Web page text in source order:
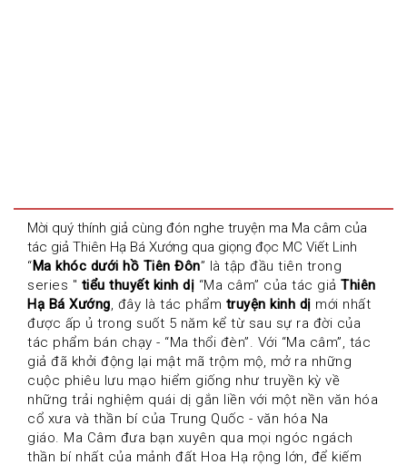
Mời quý thính giả cùng đón nghe truyện ma Ma câm của
tác giả Thiên Hạ Bá Xướng qua giọng đọc MC Viết Linh
“Ma khóc dưới hồ Tiên Đôn” là tập đầu tiên trong
series " tiểu thuyết kinh dị “Ma câm” của tác giả Thiên
Hạ Bá Xướng, đây là tác phẩm truyện kinh dị mới nhất
được ấp ủ trong suốt 5 năm kể từ sau sự ra đời của
tác phẩm bán chạy - “Ma thổi đèn”. Với “Ma câm”, tác
giả đã khởi động lại mật mã trộm mộ, mở ra những
cuộc phiêu lưu mạo hiểm giống như truyền kỳ về
những trải nghiệm quái dị gắn liền với một nền văn hóa
cổ xưa và thần bí của Trung Quốc - văn hóa Na
giáo. Ma Câm đưa bạn xuyên qua mọi ngóc ngách
thần bí nhất của mảnh đất Hoa Hạ rộng lớn, để kiếm